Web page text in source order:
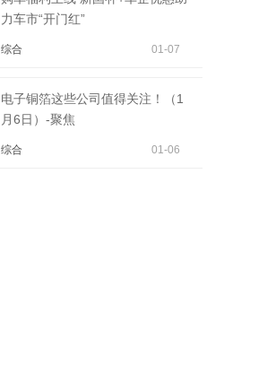
力车市“开门红”
综合 01-07
电子铜箔这些公司值得关注！（1
月6日）-聚焦
综合 01-06